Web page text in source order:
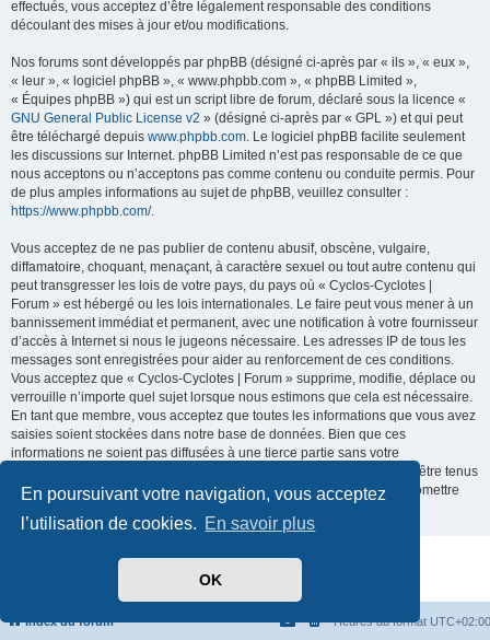
En poursuivant votre navigation, vous acceptez
l’utilisation de cookies. En savoir plus
OK
effectués, vous acceptez d’être légalement responsable des conditions
découlant des mises à jour et/ou modifications.
Nos forums sont développés par phpBB (désigné ci-après par « ils », « eux »,
« leur », « logiciel phpBB », « www.phpbb.com », « phpBB Limited »,
« Équipes phpBB ») qui est un script libre de forum, déclaré sous la licence «
GNU General Public License v2 » (désigné ci-après par « GPL ») et qui peut
être téléchargé depuis www.phpbb.com. Le logiciel phpBB facilite seulement
les discussions sur Internet. phpBB Limited n’est pas responsable de ce que
nous acceptons ou n’acceptons pas comme contenu ou conduite permis. Pour
de plus amples informations au sujet de phpBB, veuillez consulter :
https://www.phpbb.com/.
Vous acceptez de ne pas publier de contenu abusif, obscène, vulgaire,
diffamatoire, choquant, menaçant, à caractère sexuel ou tout autre contenu qui
peut transgresser les lois de votre pays, du pays où « Cyclos-Cyclotes |
Forum » est hébergé ou les lois internationales. Le faire peut vous mener à un
bannissement immédiat et permanent, avec une notification à votre fournisseur
d’accès à Internet si nous le jugeons nécessaire. Les adresses IP de tous les
messages sont enregistrées pour aider au renforcement de ces conditions.
Vous acceptez que « Cyclos-Cyclotes | Forum » supprime, modifie, déplace ou
verrouille n’importe quel sujet lorsque nous estimons que cela est nécessaire.
En tant que membre, vous acceptez que toutes les informations que vous avez
saisies soient stockées dans notre base de données. Bien que ces
informations ne soient pas diffusées à une tierce partie sans votre
consentement, ni « Cyclos-Cyclotes | Forum », ni phpBB ne pourront être tenus
comme responsables en cas de tentative de piratage visant à compromettre
Index du forum Heures au format UTC+02:00
Développé parphpBB® Forum Software © phpBB Limited
Traduit par
Confidentialité|Conditions